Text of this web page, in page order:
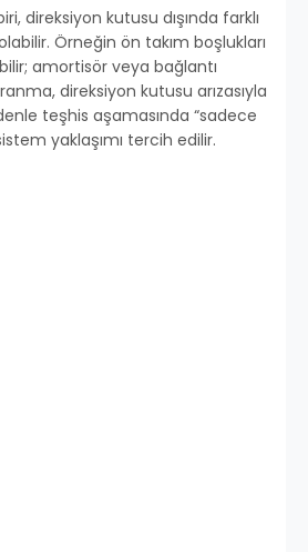
direksiyon kutusu dışında farklı
Örneğin ön takım boşlukları
amortisör veya bağlantı
direksiyon kutusu arızasıyla
teşhis aşamasında “sadece
yaklaşımı tercih edilir.